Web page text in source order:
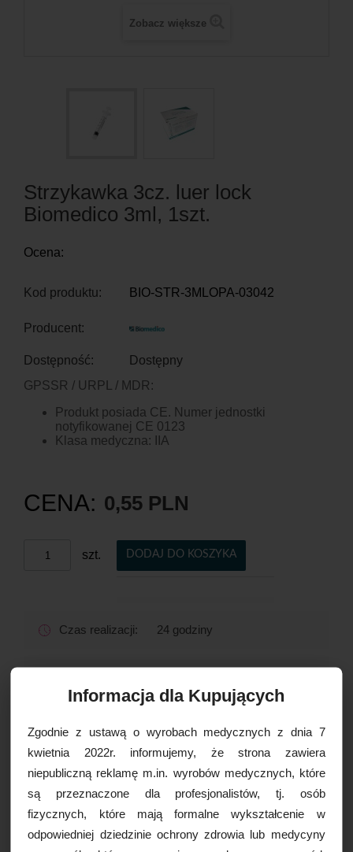
Zobacz większe
Strzykawka 3cz. luer lock
Biomedico 3ml, 1szt.
Ocena:
Kod produktu: BIO-STR-3MLOPA-03042
Producent:
Dostępność:
Dostępny
GPSSR / URPL / MDR:
Produkt posiada CE. Numer jednostki
notyfikowanej CE 0123
Klasa medyczna: IIA
CENA: 0,55 PLN
szt. DODAJ DO KOSZYKA
Czas realizacji: 24 godziny
Paczkomaty 16,99 zł brutto
Kurier Inpost 19,99 zł brutto
Kurier Inpost pobraniowy 24,99 zł brutto
Kurier GLS 19,99 zł brutto
Kurier GLS pobraniowy 24,99 zł brutto
Drukuj
WIĘCEJ INFORMACJI
Informacja dla Kupujących
Zgodnie z ustawą o wyrobach medycznych z dnia 7
kwietnia 2022r. informujemy, że strona zawiera
niepubliczną reklamę m.in. wyrobów medycznych, które
są przeznaczone dla profesjonalistów, tj. osób
fizycznych, które mają formalne wykształcenie w
odpowiedniej dziedzinie ochrony zdrowia lub medycyny